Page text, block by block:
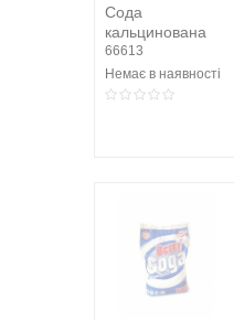
Сода
кальцинована
700г картон
66613
Немає в наявності